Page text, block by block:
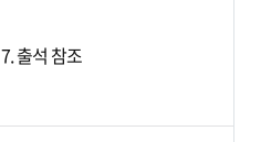
7. 출석 참조